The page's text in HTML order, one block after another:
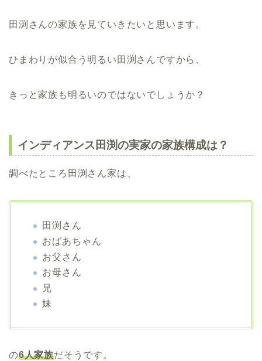
田渕さんの家族を見ていきたいと思います。
ひまわりが似合う明るい田渕さんですから、
きっと家族も明るいのではないでしょうか？
インディアンス田渕の実家の家族構成は？
調べたところ田渕さん家は、
田渕さん
おばあちゃん
お父さん
お母さん
兄
妹
の6人家族だそうです。